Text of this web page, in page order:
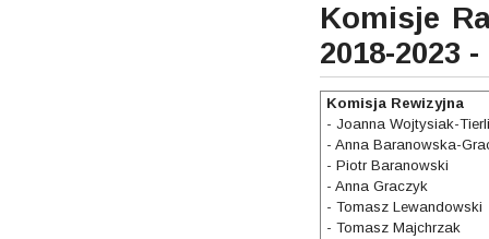
Komisje
2018-2023
Komisja Rewizyjna
- Joanna Wojtysiak-
- Anna Baranowska-
- Piotr Baranowski
- Anna Graczyk
- Tomasz Lewandowski
- Tomasz Majchrzak